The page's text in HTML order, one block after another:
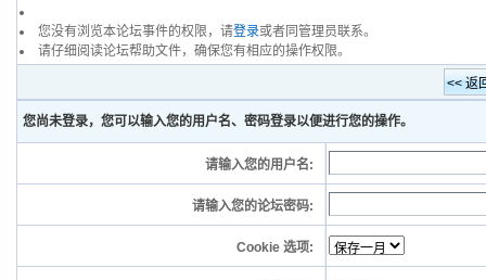
您没有浏览本论坛事件的权限，请登录或者同管理员联系。
请仔细阅读论坛帮助文件，确保您有相应的操作权限。
您尚未登录，您可以输入您的用户名、密码登录以便进行您的操作。
请输入您的用户名:
请输入您的论坛密码:
Cookie 选项: